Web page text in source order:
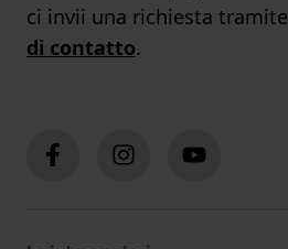
ci invii una richiesta tramite
di contatto.